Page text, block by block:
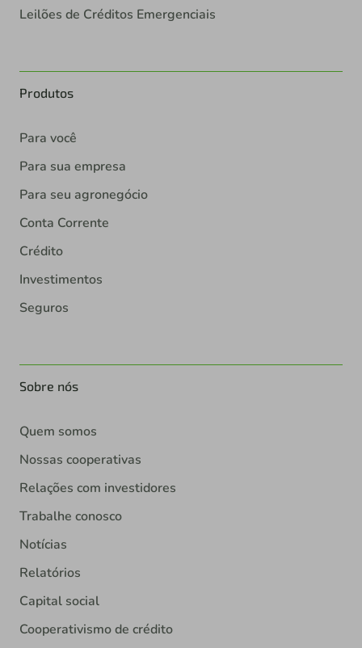
Leilões de Créditos Emergenciais
Produtos
Para você
Para sua empresa
Para seu agronegócio
Conta Corrente
Crédito
Investimentos
Seguros
Sobre nós
Quem somos
Nossas cooperativas
Relações com investidores
Trabalhe conosco
Notícias
Relatórios
Capital social
Cooperativismo de crédito